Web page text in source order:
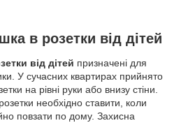
в розетки від дітей
від дітей призначені для
У сучасних квартирах прийнято
на рівні руки або внизу стіни.
необхідно ставити, коли
повзати по дому. Захисна